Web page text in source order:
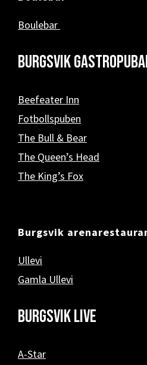
Boulebar
Burgsvik
Beefeater Inn
Fotbollspuben
The Bull & Bear
The Queen’s Head
The King’s Fox
Burgsvik
Ullevi
Gamla Ullevi
Burgsvik Live
A-Star